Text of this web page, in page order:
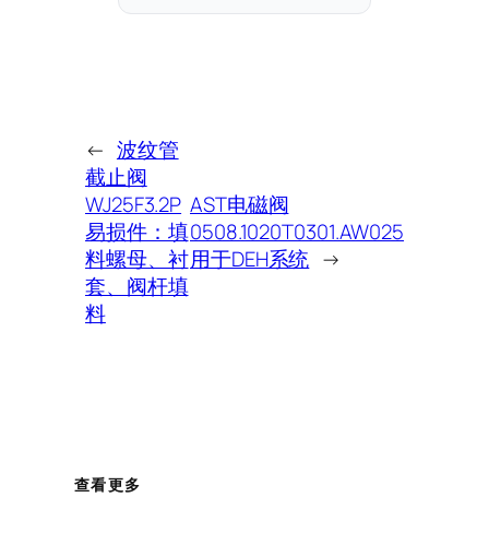
← 波纹管
截止阀
WJ25F3.2P
易损件：填
料螺母、衬
套、阀杆填
料
AST电磁阀
0508.1020T0301.AW025
用于DEH系统 →
查看更多